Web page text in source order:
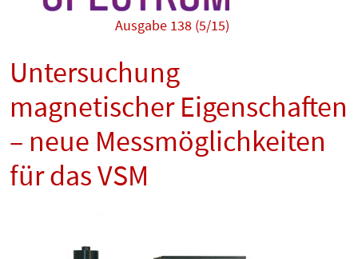
Ausgabe 138 (5/15)
Untersuchung
magnetischer Eigenschaften
– neue Messmöglichkeiten
für das VSM